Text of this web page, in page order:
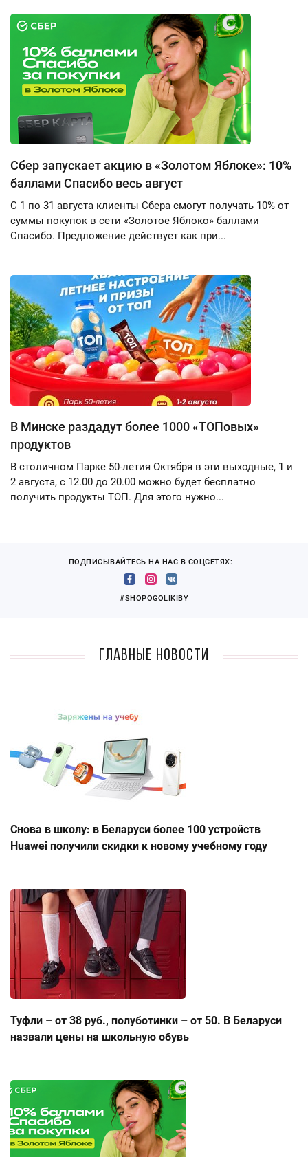
Сбер запускает акцию в «Золотом Яблоке»: 10%
баллами Спасибо весь август
С 1 по 31 августа клиенты Сбера смогут получать 10% от
суммы покупок в сети «Золотое Яблоко» баллами
Спасибо. Предложение действует как при...
В Минске раздадут более 1000 «ТОПовых»
продуктов
В столичном Парке 50-летия Октября в эти выходные, 1 и
2 августа, с 12.00 до 20.00 можно будет бесплатно
получить продукты ТОП. Для этого нужно...
ПОДПИСЫВАЙТЕСЬ НА НАС В СОЦСЕТЯХ:
#SHOPOGOLIKIBY
Главные новости
Снова в школу: в Беларуси более 100 устройств
Huawei получили скидки к новому учебному году
Туфли – от 38 руб., полуботинки – от 50. В Беларуси
назвали цены на школьную обувь